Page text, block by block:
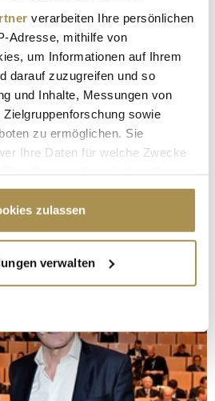
verarbeiten Ihre persönlichen
Adresse, mithilfe von
um Informationen auf Ihrem
darauf zuzugreifen und so
und Inhalte, Messungen von
sowie
zu ermöglichen. Sie
Ihre Daten für welche Zwecke
durch Klicken auf das Privacy
oder widerrufen
Ihre geografische Lage
auf einige Meter genau sein
(Fingerprinting) identifizieren
wie Ihre persönlichen Daten
legen Sie Ihre Präferenzen im
zulassen
verwalten